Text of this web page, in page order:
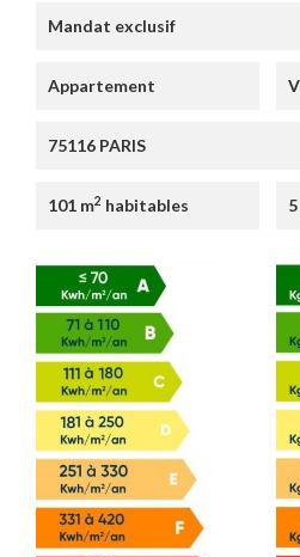
Mandat exclusif
Appartement
75116 PARIS
101 m2 habitables